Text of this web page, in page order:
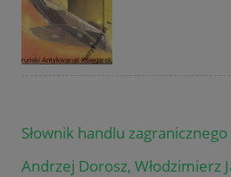
Słownik handlu
Andrzej Dorosz, Włodzimierz